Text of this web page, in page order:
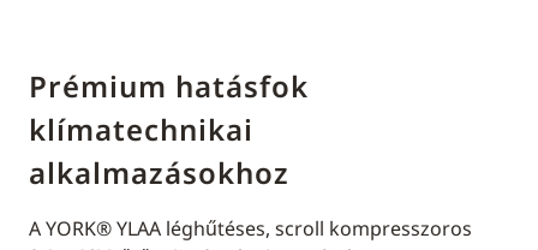
Prémium hatásfok
klímatechnikai
alkalmazásokhoz
A YORK® YLAA léghűtéses, scroll kompresszoros